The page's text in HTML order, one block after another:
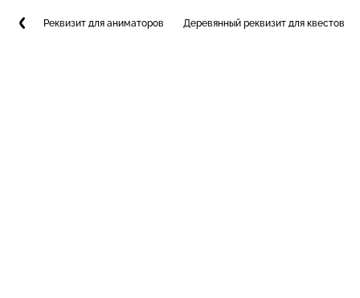
Реквизит для аниматоров Деревянный реквизит для квестов и